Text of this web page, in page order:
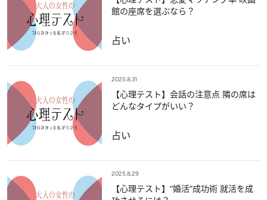
館の座席を選ぶなら？
占い
2025.8.31
【心理テスト】会話の注意点 隣の席は
どんなタイプがいい？
占い
2025.8.29
【心理テスト】“婚活”成功術 就活を成